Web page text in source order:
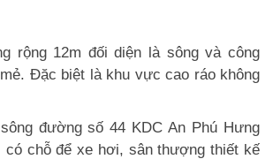
rộng 12m đối diện là sông và công
Đặc biệt là khu vực cao ráo không
đường số 44 KDC An Phú Hưng
có chỗ để xe hơi, sân thượng thiết kế